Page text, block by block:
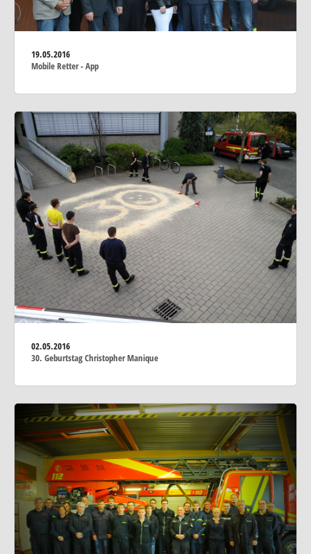
19.05.2016
Mobile Retter - App
02.05.2016
30. Geburtstag Christopher Manique